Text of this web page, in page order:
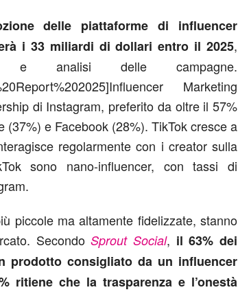
delle piattaforme di influencer
i 33 miliardi di dollari entro il 2025,
e analisi delle campagne.
Marketing
di Instagram, preferito da oltre il 57%
(37%) e Facebook (28%). TikTok cresce a
regolarmente con i creator sulla
sono nano-influencer, con tassi di
piccole ma altamente fidelizzate, stanno
SecondoSprout Social, il 63% dei
prodotto consigliato da un influencer
ritiene che la trasparenza e l’onestà